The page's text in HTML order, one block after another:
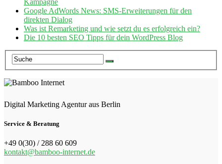
Kampagne
Google AdWords News: SMS-Erweiterungen für den
direkten Dialog
Was ist Remarketing und wie setzt du es erfolgreich ein?
Die 10 besten SEO Tipps für dein WordPress Blog
Digital Marketing Agentur aus Berlin
Service & Beratung
+49 0(30) / 288 60 609
kontakt@bamboo-internet.de